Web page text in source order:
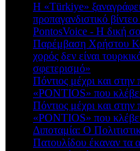
Η «Türkiye»
προπαγανδιστικό
PontosVoice - H δική
Παρέμβαση Χρήστου
χορός δεν είναι
σφετερισμό»
Πόντιος μέχρι και
«PONTIOS» που
Πόντιος μέχρι και
«PONTIOS» που
Διποταμία: Ο
Πατουλίδου έκαναν τα